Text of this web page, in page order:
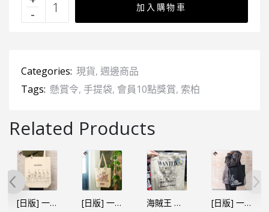
加入購物車
Categories: 現貨, 週邊商品
Tags: 懸賞令, 手提袋, 會員10點獎賞, 索柏
Related Products
[日版] 一番くじ -回憶時刻- F賞 夥伴記號手提袋 [日版] 一番くじ -情感回憶2- E賞 梅利手提袋 海賊王 懸賞令手提袋 – 五檔路飛 [日版] 一番くじ -超越試煉 試練のその先- F賞 3D2Y手提袋